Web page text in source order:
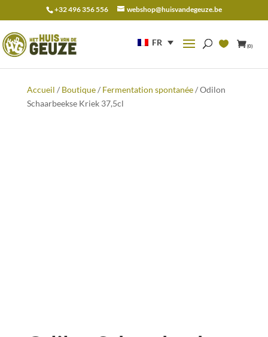
+32 496 356 556 webshop@huisvandegeuze.be
FR (0)
pour :
Accueil / Boutique/ Fermentation spontanée/ Odilon
Schaarbeekse Kriek 37,5cl